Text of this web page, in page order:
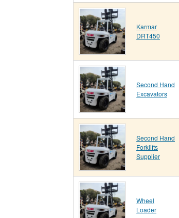
Karmar
DRT450
Second Hand
Excavators
Second Hand
Forklifts
Supplier
Wheel
Loader